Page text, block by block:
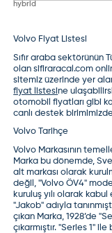
hybrid
Volvo Fiyat Listesi
Sıfır araba sektörünün
olan sifiraracal.com
sitemiz üzerinde yer
fiyat listesine
otomobil fiyatları gibi
canlı destek
Volvo Tarihçe
Volvo Markasının
Marka bu dönemde,
alt markası olarak
değil, ''Volvo ÖV4''
kuruluş yılı olarak
''Jakob'' adıyla
çıkan Marka, 1928’de
çıkarmıştır. ''Series 1''